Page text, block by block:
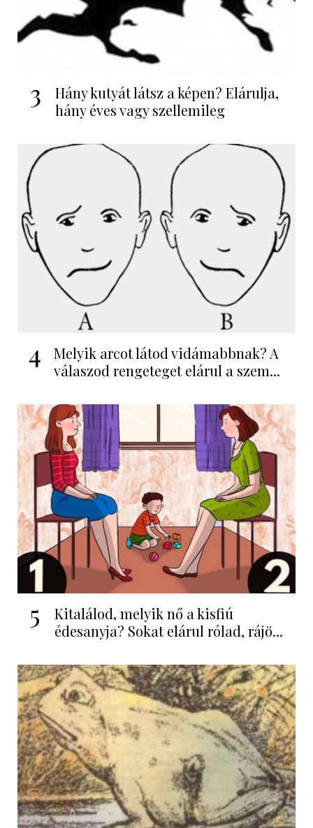
3
Hány kutyát látsz a képen? Elárulja,
hány éves vagy szellemileg
4
Melyik arcot látod vidámabbnak? A
válaszod rengeteget elárul a szem...
5
Kitalálod, melyik nő a kisfiú
édesanyja? Sokat elárul rólad, rájö...